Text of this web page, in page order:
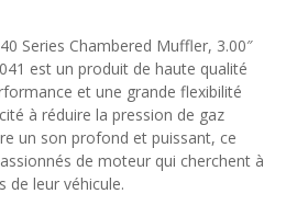
Series Chambered Muffler, 3.00″
est un produit de haute qualité
et une grande flexibilité
à réduire la pression de gaz
un son profond et puissant, ce
de moteur qui cherchent à
de leur véhicule.